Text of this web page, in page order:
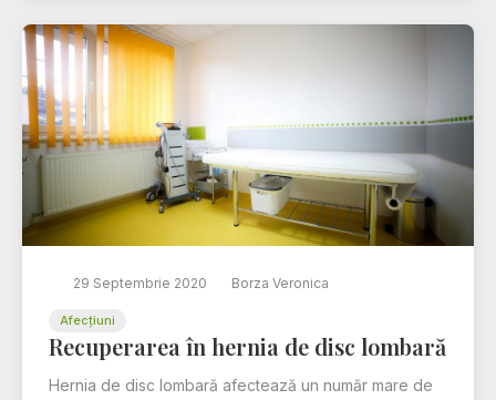
29 Septembrie 2020 Borza Veronica
Afecțiuni
Recuperarea în hernia de disc lombară
Hernia de disc lombară afectează un număr mare de